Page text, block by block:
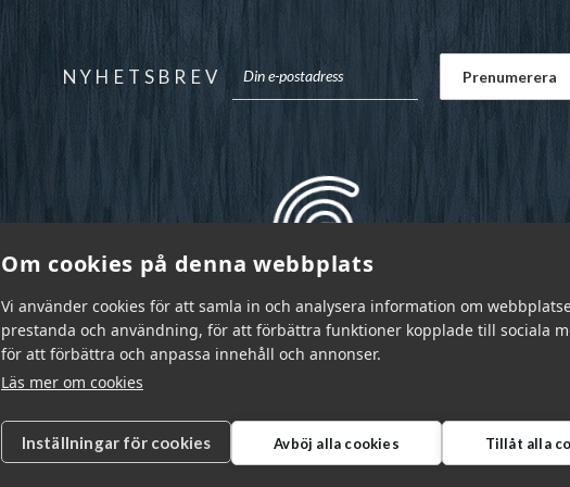
Om cookies på denna webbplats
Vi använder cookies för att samla in och analysera information om
prestanda och användning, för att förbättra funktioner kopplade till sociala
för att förbättra och anpassa innehåll och annonser.
Läs mer om cookies
Inställningar för cookies Avböj alla cookies Tillåt alla
NYHETSBREV
Garnr Sverige AB © 2026 | info@garnr.se 031 - 92